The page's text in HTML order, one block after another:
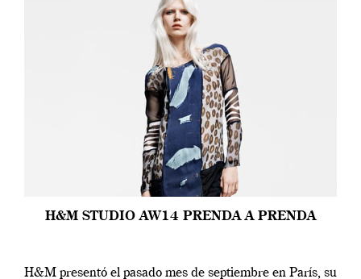
H&M STUDIO AW14 PRENDA A PRENDA
H&M presentó el pasado mes de septiembre en París, su